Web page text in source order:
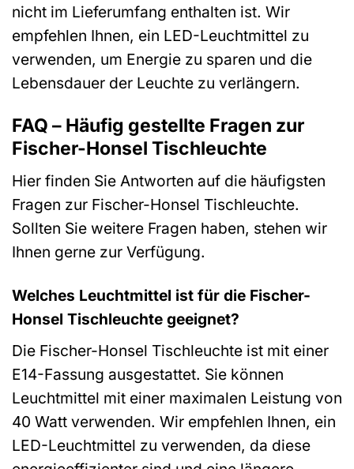
nicht im Lieferumfang enthalten ist. Wir
empfehlen Ihnen, ein LED-Leuchtmittel zu
verwenden, um Energie zu sparen und die
Lebensdauer der Leuchte zu verlängern.
FAQ – Häufig gestellte Fragen zur
Fischer-Honsel Tischleuchte
Hier finden Sie Antworten auf die häufigsten
Fragen zur Fischer-Honsel Tischleuchte.
Sollten Sie weitere Fragen haben, stehen wir
Ihnen gerne zur Verfügung.
Welches Leuchtmittel ist für die Fischer-
Honsel Tischleuchte geeignet?
Die Fischer-Honsel Tischleuchte ist mit einer
E14-Fassung ausgestattet. Sie können
Leuchtmittel mit einer maximalen Leistung von
40 Watt verwenden. Wir empfehlen Ihnen, ein
LED-Leuchtmittel zu verwenden, da diese